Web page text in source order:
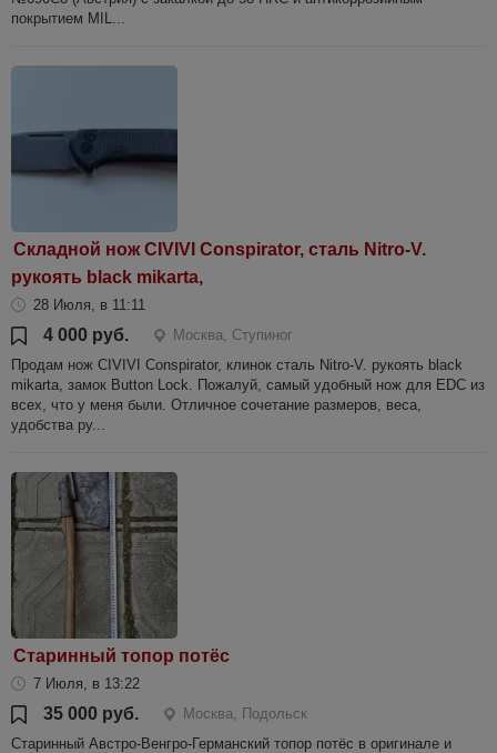
покрытием MIL...
Складной нож CIVIVI Conspirator, сталь Nitro-V.
рукоять black mikarta,
28 Июля, в 11:11
4 000 руб.
Москва, Ступиног
Продам нож CIVIVI Conspirator, клинок сталь Nitro-V. рукоять black
mikarta, замок Button Lock. Пожалуй, самый удобный нож для EDC из
всех, что у меня были. Отличное сочетание размеров, веса,
удобства ру...
Старинный топор потёс
7 Июля, в 13:22
35 000 руб.
Москва, Подольск
Старинный Австро-Венгро-Германский топор потёс в оригинале и